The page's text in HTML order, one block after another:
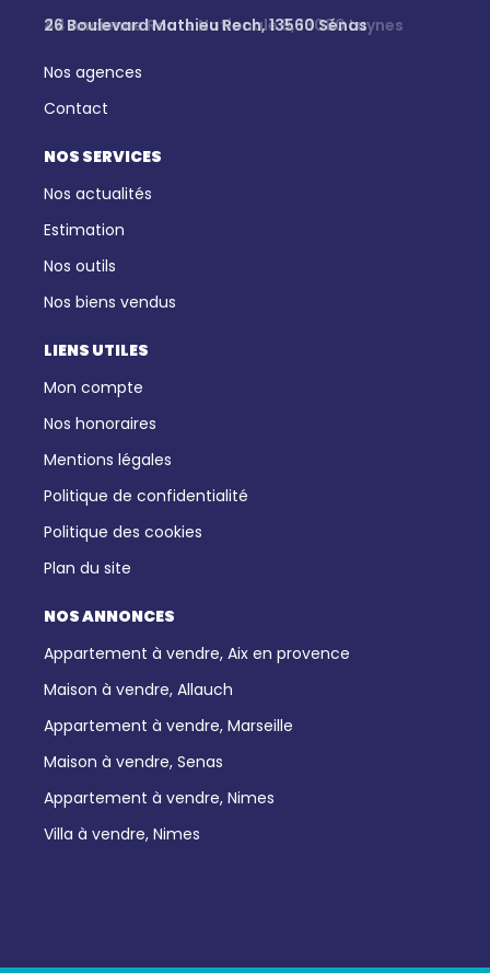
26 Boulevard Mathieu Rech, 13560 Sénas
Nos agences
Contact
NOS SERVICES
Nos actualités
Estimation
Nos outils
Nos biens vendus
LIENS UTILES
Mon compte
Nos honoraires
Mentions légales
Politique de confidentialité
Politique des cookies
Plan du site
NOS ANNONCES
Appartement à vendre, Aix en provence
Maison à vendre, Allauch
Appartement à vendre, Marseille
Maison à vendre, Senas
Appartement à vendre, Nimes
Villa à vendre, Nimes